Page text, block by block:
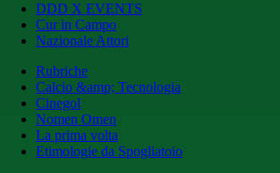
DDD X EVENTS
Cur in Campo
Nazionale Attori
Rubriche
Calcio &amp; Tecnologia
Cinegol
Nomen Omen
La prima volta
Etimologie da Spogliatoio